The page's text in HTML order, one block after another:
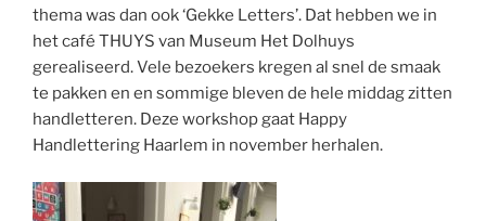
thema was dan ook ‘Gekke Letters’. Dat hebben we in
het café THUYS van Museum Het Dolhuys
gerealiseerd. Vele bezoekers kregen al snel de smaak
te pakken en en sommige bleven de hele middag zitten
handletteren. Deze workshop gaat Happy
Handlettering Haarlem in november herhalen.